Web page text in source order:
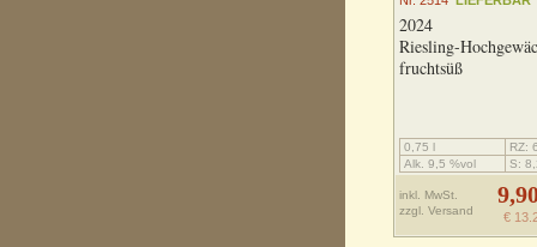
2024
Riesling-
fruchtsüß
0,75 l
RZ:
Alk. 9,5 %vol
S:
inkl. MwSt.
zzgl. Versand €